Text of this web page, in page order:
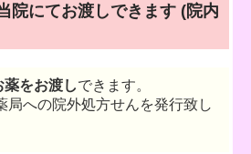
院にてお渡しできます (院内
をお渡しできます。
局への院外処方せんを発行致し